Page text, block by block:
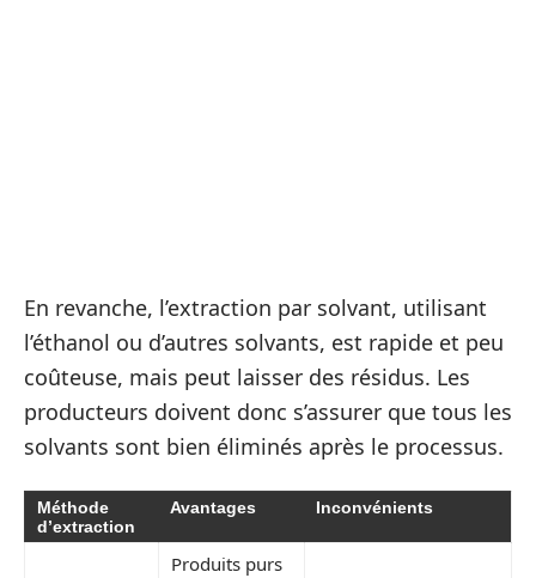
En revanche, l’extraction par solvant, utilisant
l’éthanol ou d’autres solvants, est rapide et peu
coûteuse, mais peut laisser des résidus. Les
producteurs doivent donc s’assurer que tous les
solvants sont bien éliminés après le processus.
Méthode
d’extraction
Avantages Inconvénients
Produits purs